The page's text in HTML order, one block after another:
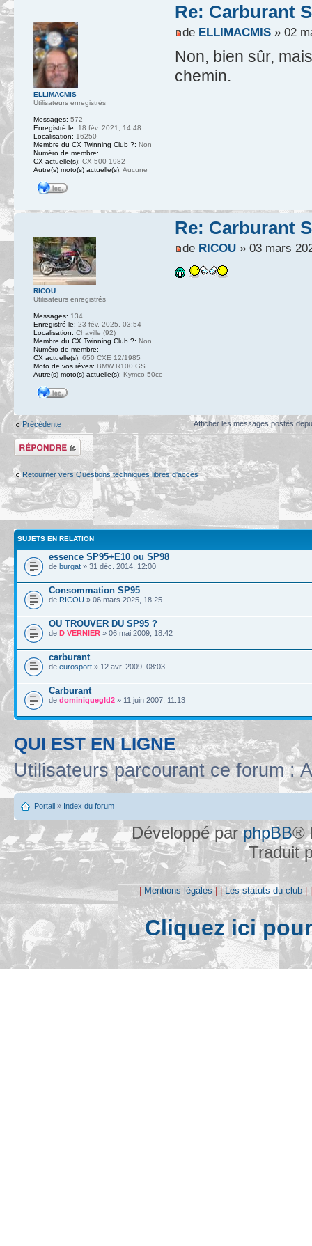
Re: Carburant
de ELLIMACMIS» 02
Non, bien sûr,
chemin.
ELLIMACMIS
Utilisateurs enregistrés
Messages: 572
Enregistré le: 18 fév. 2021, 14:48
Localisation: 16250
Membre du CX Twinning Club ?: Non
Numéro de membre:
CX actuelle(s): CX 500 1982
Autre(s) moto(s) actuelle(s): Aucune
Re: Carburant
de RICOU» 03 mars
RICOU
Utilisateurs enregistrés
Messages: 134
Enregistré le: 23 fév. 2025, 03:54
Localisation: Chaville (92)
Membre du CX Twinning Club ?: Non
Numéro de membre:
CX actuelle(s): 650 CXE 12/1985
Moto de vos rêves: BMW R100 GS
Autre(s) moto(s) actuelle(s): Kymco 50cc
Précédente Afficher les messages postés
Répondre
Retourner vers Questions techniques libres d'accès
SUJETS EN RELATION
essence SP95+E10 ou SP98
de burgat » 31 déc. 2014, 12:00
Consommation SP95
de RICOU » 06 mars 2025, 18:25
OU TROUVER DU SP95 ?
de D VERNIER » 06 mai 2009, 18:42
carburant
de eurosport » 12 avr. 2009, 08:03
Carburant
de dominiquegld2 » 11 juin 2007, 11:13
QUI EST EN LIGNE
Utilisateurs parcourant ce forum :
Portail » Index du forum
Développé parphpBB®
Traduit
Mentions légales|-|Les statuts du club
Cliquez ici